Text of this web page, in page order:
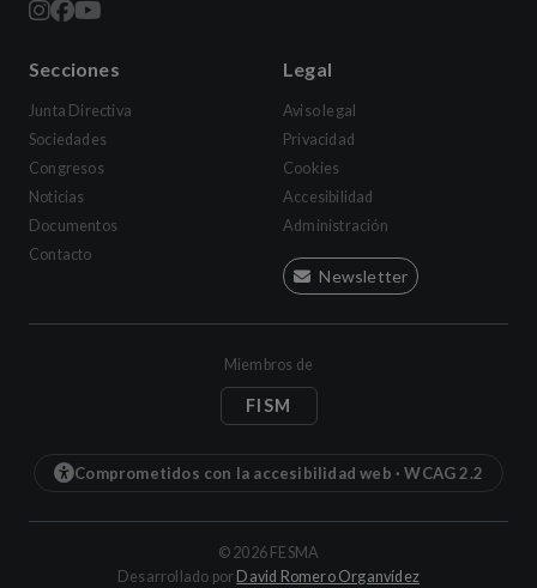
Secciones
Junta Directiva
Sociedades
Congresos
Noticias
Documentos
Contacto
Legal
Aviso legal
Privacidad
Cookies
Accesibilidad
Administración
Newsletter
Miembros de
FISM
Comprometidos con la accesibilidad web · WCAG 2.2
© 2026 FESMA
Desarrollado por David Romero Organvídez(se abre en una